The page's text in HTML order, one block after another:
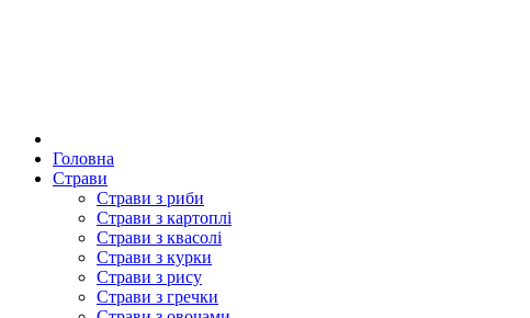
Головна
Страви
Страви з риби
Страви з картоплі
Страви з квасолі
Страви з курки
Страви з рису
Страви з гречки